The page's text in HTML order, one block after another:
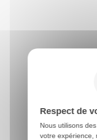
Trouvez un
Respect de
Nous utilisons
votre expérience,